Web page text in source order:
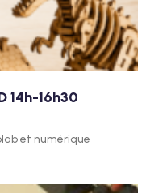
14h-16h30
et numérique